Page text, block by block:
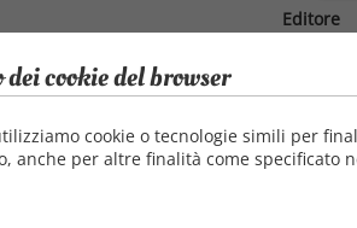
Editore
06/
Categorie
cookie del browser
cookie o tecnologie simili per
anche per altre finalità come specificato